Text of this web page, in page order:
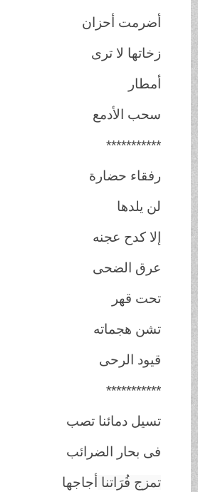
أضرمت أحزان
زخاتها لا ترى
أمطار
سحب الأدمع
***********
رفقاء حضارة
لن يلدها
إلا كدح عجنه
عرق الضحى
تحت قهر
تشن هجماته
قيود الرحى
***********
تسيل دمائنا تصب
فى بحار الضرائب
تمزج فُرَاتناأجاجها